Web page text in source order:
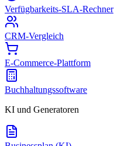
Verfügbarkeits-SLA-Rechner
CRM-Vergleich
E-Commerce-Plattform
Buchhaltungssoftware
KI und Generatoren